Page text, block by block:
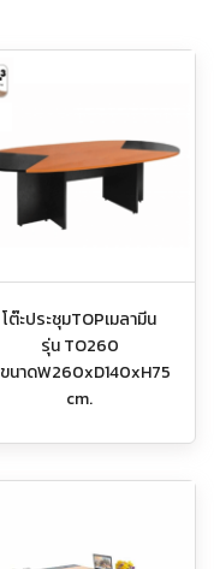
โต๊ะประชุมTOPเมลามีน
รุ่น TO260
ขนาดW260xD140xH75
cm.